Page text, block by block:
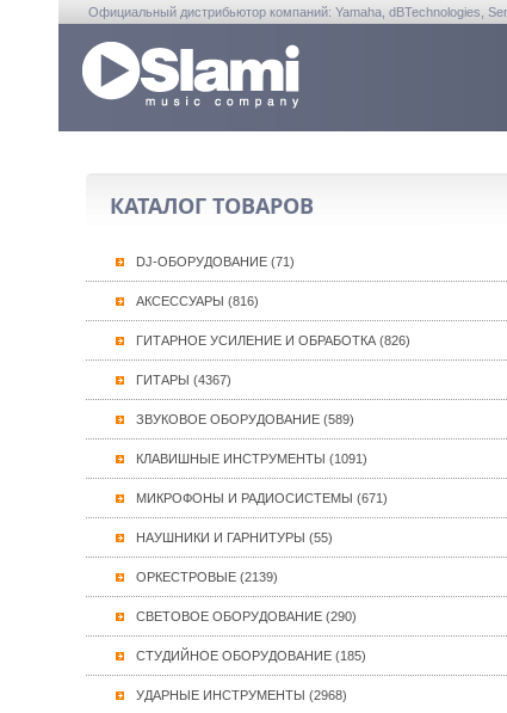
Официальный дистрибьютор компаний: Yamaha, dBTechnologies,
КАТАЛОГ ТОВАРОВ
DJ-ОБОРУДОВАНИЕ (71)
АКСЕССУАРЫ (816)
ГИТАРНОЕ УСИЛЕНИЕ И ОБРАБОТКА (826)
ГИТАРЫ (4367)
ЗВУКОВОЕ ОБОРУДОВАНИЕ (589)
КЛАВИШНЫЕ ИНСТРУМЕНТЫ (1091)
МИКРОФОНЫ И РАДИОСИСТЕМЫ (671)
НАУШНИКИ И ГАРНИТУРЫ (55)
ОРКЕСТРОВЫЕ (2139)
СВЕТОВОЕ ОБОРУДОВАНИЕ (290)
СТУДИЙНОЕ ОБОРУДОВАНИЕ (185)
УДАРНЫЕ ИНСТРУМЕНТЫ (2968)